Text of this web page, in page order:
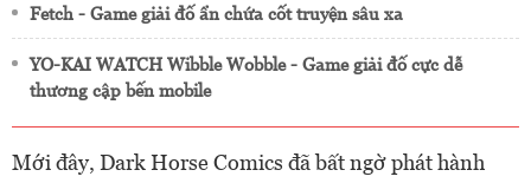
Fetch - Game giải đố ẩn chứa cốt truyện sâu xa
YO-KAI WATCH Wibble Wobble - Game giải đố cực dễ
thương cập bến mobile
Mới đây, Dark Horse Comics đã bất ngờ phát hành